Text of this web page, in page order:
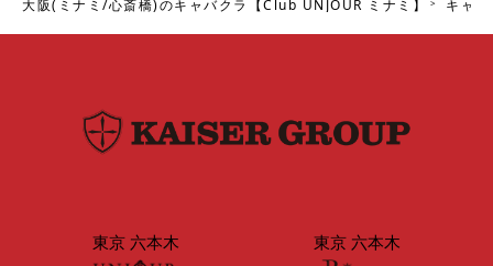
大阪(ミナミ/心斎橋)のキャバクラ【Club UNJOUR ミナミ】 キャ
東京 六本木 東京 六本木